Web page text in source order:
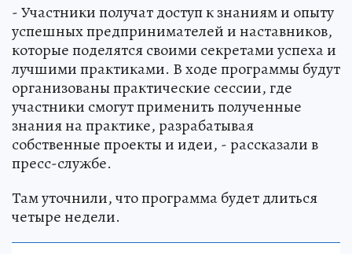
- Участники получат доступ к знаниям и опыту
успешных предпринимателей и наставников,
которые поделятся своими секретами успеха и
лучшими практиками. В ходе программы будут
организованы практические сессии, где
участники смогут применить полученные
знания на практике, разрабатывая
собственные проекты и идеи, - рассказали в
пресс-службе.
Там уточнили, что программа будет длиться
четыре недели.